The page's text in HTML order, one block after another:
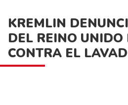
KREMLIN
DEL REINO
CONTRA EL